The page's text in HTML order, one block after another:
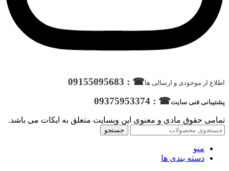
اطلاع از موجودی و ارسالی ها☎ : 09155095683
پشتیبانی فنی سایت☎ : 09375953374
تمامی حقوق مادی و معنوی این وبسایت متعلق به ایکات می باشد.
جستجو
منو
دسته بندی ها